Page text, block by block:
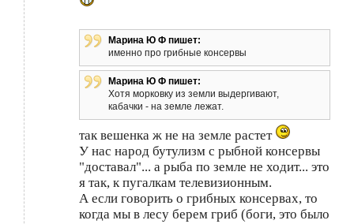
Марина Ю Ф пишет:
именно про грибные консервы
Марина Ю Ф пишет:
Хотя морковку из земли выдергивают,
кабачки - на земле лежат.
так вешенка ж не на земле растет
У нас народ бутулизм с рыбной консервы
"доставал"... а рыба по земле не ходит... это
я так, к пугалкам телевизионным.
А если говорить о грибных консервах, то
когда мы в лесу берем гриб (боги, это было